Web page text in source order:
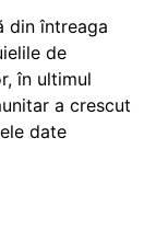
din întreaga
de
în ultimul
a crescut
date